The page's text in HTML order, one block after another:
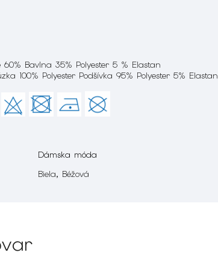
60% Bavlna 35% Polyester 5 % Elastan
Podšívka 95% Polyester 5% Elastan
Dámska móda
Biela, Béžová